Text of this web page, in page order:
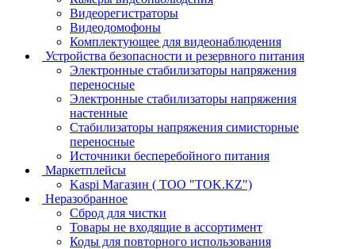
Видеорегистраторы
Видеодомофоны
Комплектующее для видеонаблюдения
Устройства безопасности и резервного питания
Электронные стабилизаторы напряжения
переносные
Электронные стабилизаторы напряжения
настенные
Стабилизаторы напряжения симисторные
переносные
Источники бесперебойного питания
Маркетплейсы
Kaspi Магазин ( ТОО "TOK.KZ")
Неразобранное
Сброд для чистки
Товары не входящие в ассортимент
Коды для повторного использования